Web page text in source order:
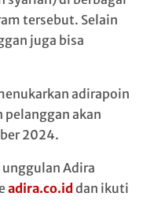
tersebut. Selain
juga bisa
adirapoin
akan
2024.
Adira
adira.co.id dan ikuti